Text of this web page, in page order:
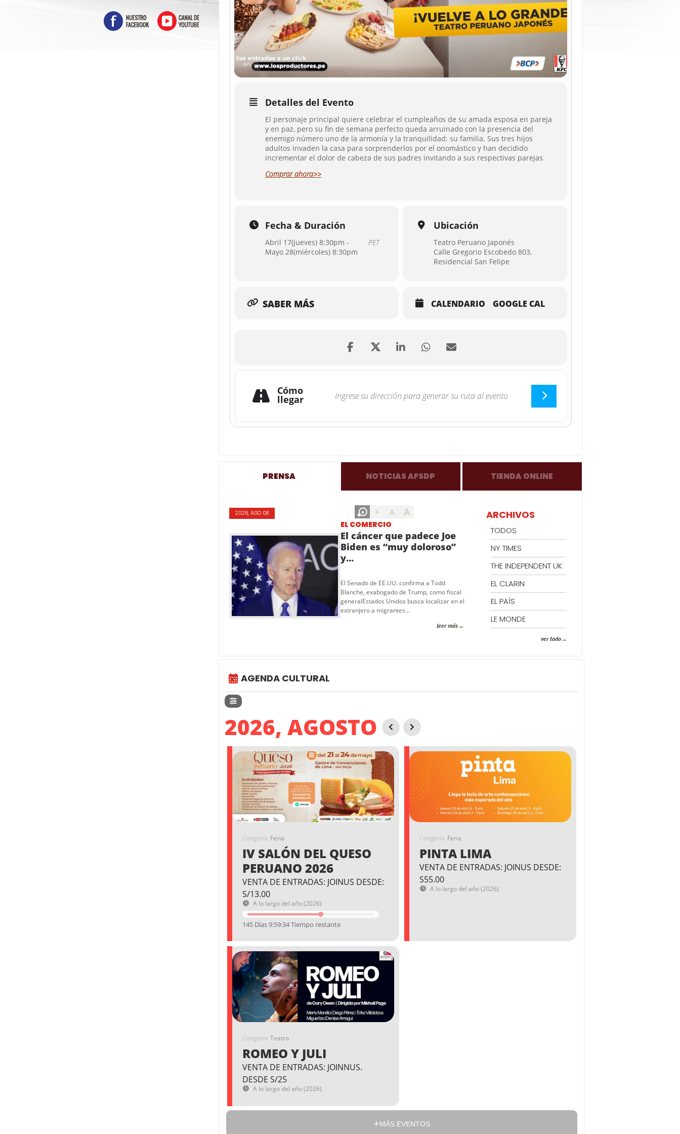
Detalles del Evento
El personaje principal quiere celebrar el cumpleaños de su amada esposa en pareja
y en paz, pero su fin de semana perfecto queda arruinado con la presencia del
enemigo número uno de la armonía y la tranquilidad: su familia. Sus tres hijos
adultos invaden la casa para sorprenderlos por el onomástico y han decidido
incrementar el dolor de cabeza de sus padres invitando a sus respectivas parejas.
Comprar ahora>>
Fecha & Duración
Abril 17(jueves) 8:30pm -
Mayo 28(miércoles) 8:30pm
PET
Ubicación
Teatro Peruano Japonés
Calle Gregorio Escobedo 803,
Residencial San Felipe
SABER MÁS CALENDARIO GOOGLE CAL
Cómo
llegar
PRENSA NOTICIAS AFSDP TIENDA ONLINE
A A A
2026, AGO 08
EL COMERCIO
El cáncer que padece Joe
Biden es “muy doloroso”
y...
El Senado de EE.UU. confirma a Todd
Blanche, exabogado de Trump, como fiscal
generalEstados Unidos busca localizar en el
extranjero a migrantes...
leer más
ARCHIVOS
TODOS
NY TIMES
THE INDEPENDENT UK
EL CLARIN
EL PAÍS
LE MONDE
ver todo
AGENDA CULTURAL
2026, AGOSTO
Categoría Feria
IV SALÓN DEL QUESO
PERUANO 2026
VENTA DE ENTRADAS: JOINUS DESDE:
S/13.00
A lo largo del año (2026)
145 Días 9:59:33 Tiempo restante
Categoría Feria
PINTA LIMA
VENTA DE ENTRADAS: JOINUS DESDE:
S55.00
A lo largo del año (2026)
Categoría Teatro
ROMEO Y JULI
VENTA DE ENTRADAS: JOINNUS.
DESDE S/25
A lo largo del año (2026)
MÁS EVENTOS